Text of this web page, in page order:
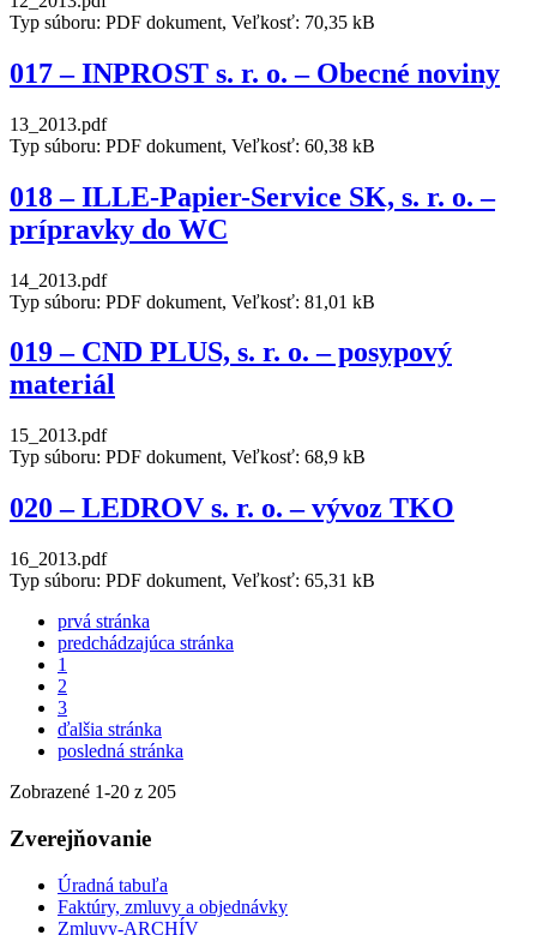
Typ súboru: PDF dokument, Veľkosť: 70,35 kB
017 – INPROST s. r. o. – Obecné noviny
13_2013.pdf
Typ súboru: PDF dokument, Veľkosť: 60,38 kB
018 – ILLE-Papier-Service SK, s. r. o. –
prípravky do WC
14_2013.pdf
Typ súboru: PDF dokument, Veľkosť: 81,01 kB
019 – CND PLUS, s. r. o. – posypový
materiál
15_2013.pdf
Typ súboru: PDF dokument, Veľkosť: 68,9 kB
020 – LEDROV s. r. o. – vývoz TKO
16_2013.pdf
Typ súboru: PDF dokument, Veľkosť: 65,31 kB
prvá stránka
predchádzajúca stránka
1
2
3
ďalšia stránka
posledná stránka
Zobrazené 1-20 z 205
Zverejňovanie
Úradná tabuľa
Faktúry, zmluvy a objednávky
Zmluvy-ARCHÍV